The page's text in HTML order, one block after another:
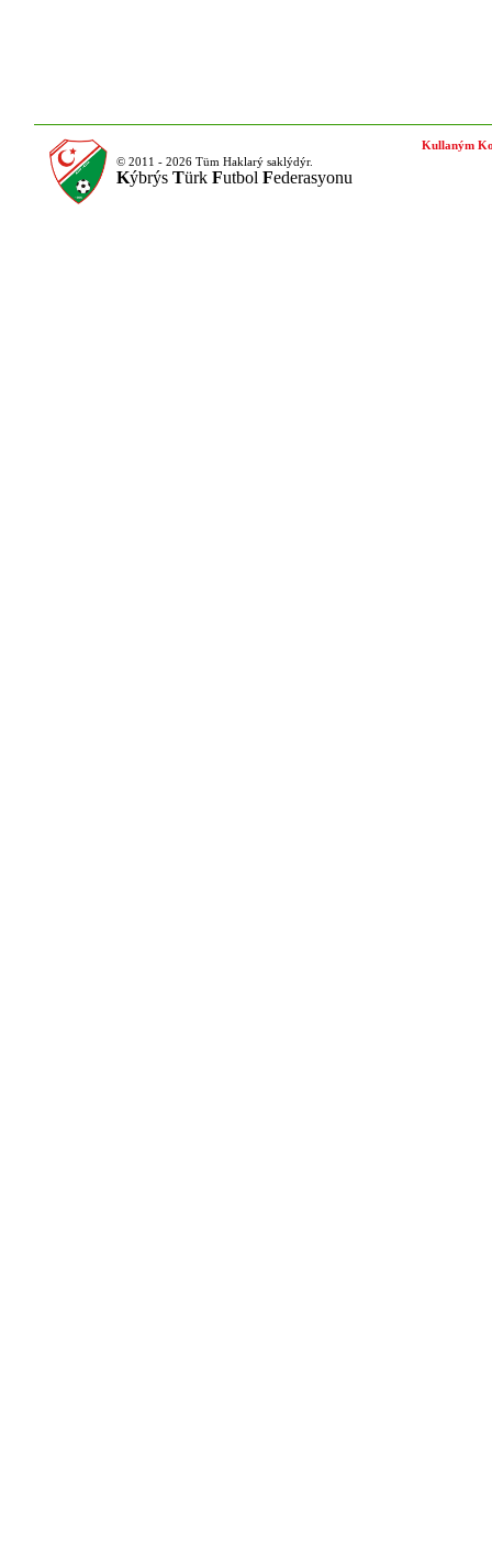
© 2011 - 2026 Tüm Haklarý saklýdýr.
Kýbrýs Türk Futbol Federasyonu
Kullaným